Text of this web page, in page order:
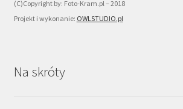
(C)Copyright by: Foto-Kram.pl – 2018
Projekt i wykonanie: OWLSTUDIO.pl
Na skróty